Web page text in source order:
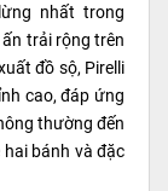
nhất trong
trải rộng trên
đồ sộ, Pirelli
cao, đáp ứng
thường đến
bánh và đặc